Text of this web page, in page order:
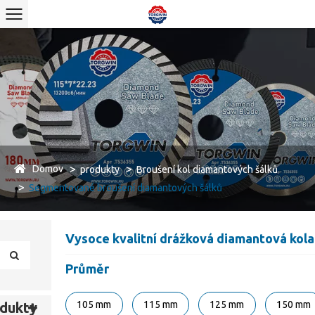
Domov produkty
Broušení kol diamantových šálků
Segmentované broušení diamantových šálků
Vysoce kvalitní drážková diamantová kola
Průměr
105 mm 115 mm 125 mm 150 mm